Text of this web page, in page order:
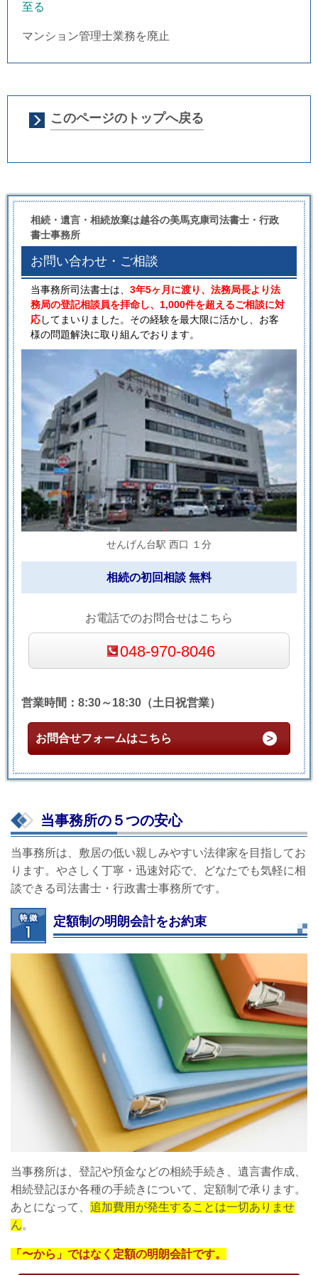
至る
マンション管理士業務を廃止
このページのトップへ戻る
相続・遺言・相続放棄は越谷の美馬克康司法書士・行政
書士事務所
お問い合わせ・ご相談
当事務所司法書士は、 3年5ヶ月に渡り、法務局長より法
務局の登記相談員を拝命し、1,000件を超えるご相談に対
応してまいりました。その経験を最大限に活かし、お客
様の問題解決に取り組んでおります。
せんげん台駅 西口 １分
相続の初回相談 無料
お電話でのお問合せはこちら
048-970-8046
営業時間：8:30～18:30（土日祝営業）
お問合せフォームはこちら
当事務所の５つの安心
当事務所は、敷居の低い親しみやすい法律家を目指してお
ります。やさしく丁寧・迅速対応で、どなたでも気軽に相
談できる司法書士・行政書士事務所です。
定額制の明朗会計をお約束
当事務所は、登記や預金などの相続手続き、遺言書作成、
相続登記ほか各種の手続きについて、定額制で承ります。
あとになって、 追加費用が発生することは一切ありませ
ん。
「〜から」ではなく定額の明朗会計です。